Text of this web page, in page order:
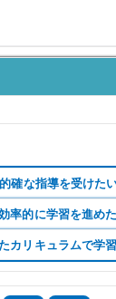
確な指導を受けた
率的に学習を進め
カリキュラムで学